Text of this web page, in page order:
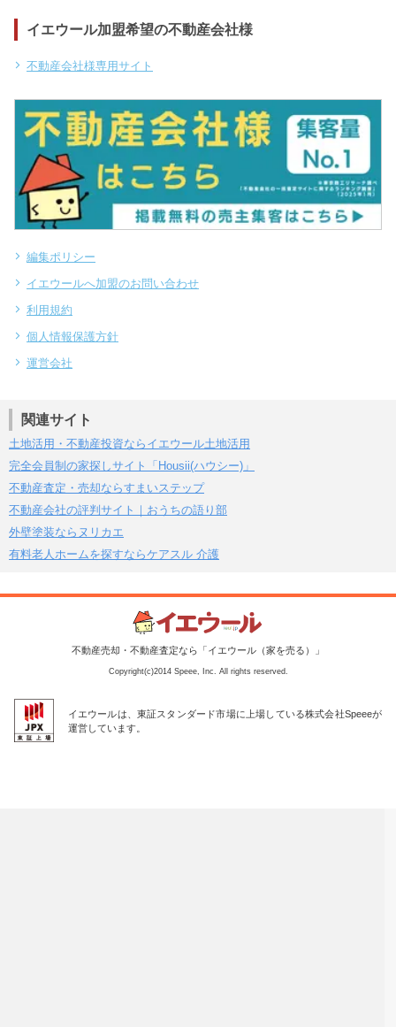
イエウール加盟希望の不動産会社様
不動産会社様専用サイト
編集ポリシー
イエウールへ加盟のお問い合わせ
利用規約
個人情報保護方針
運営会社
関連サイト
土地活用・不動産投資ならイエウール土地活用
完全会員制の家探しサイト「Housii(ハウシー)」
不動産査定・売却ならすまいステップ
不動産会社の評判サイト｜おうちの語り部
外壁塗装ならヌリカエ
有料老人ホームを探すならケアスル 介護
不動産売却・不動産査定なら「イエウール（家を売る）」
Copyright(c)2014 Speee, Inc. All rights reserved.
イエウールは、東証スタンダード市場に上場している株式会社Speeeが
運営しています。